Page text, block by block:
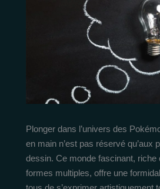
Plonger dans l’univers des
en main n’est pas réservé qu’aux
dessin. Ce monde fascinant, riche
formes multiples, offre une